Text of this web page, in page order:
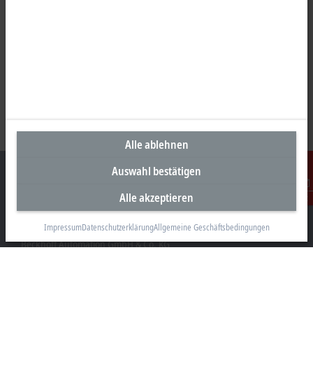
Kontakt
Beckhoff Automation GmbH & Co. KG
Alle ablehnen
Auswahl bestätigen
Alle akzeptieren
ImpressumDatenschutzerklärungAllgemeine Geschäftsbedingungen